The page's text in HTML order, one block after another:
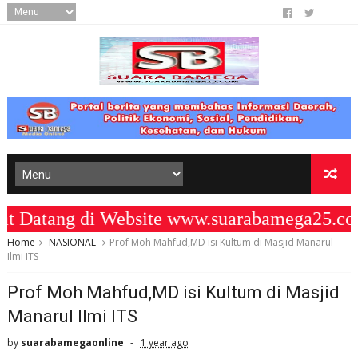
di Website
Home NASIONAL
Prof Moh Mahfud,MD isi Kultum di Masjid Manarul
Ilmi ITS
Prof Moh Mahfud,MD isi Kultum di Masjid
Manarul Ilmi ITS
by suarabamegaonline 1 year ago